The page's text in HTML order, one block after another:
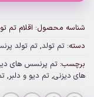
شناسه محصول: اقلام تم
دسته: تم تولد, تم تولد
برچسب: تم پرنسس های
های دیزنی, تم دیو و دلبر,